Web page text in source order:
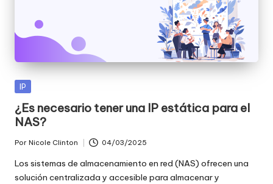
Publicada
IP
¿Es necesario tener una IP estática para el
NAS?
por
Por Nicole Clinton 04/03/2025
Los sistemas de almacenamiento en red (NAS) ofrecen una
solución centralizada y accesible para almacenar y